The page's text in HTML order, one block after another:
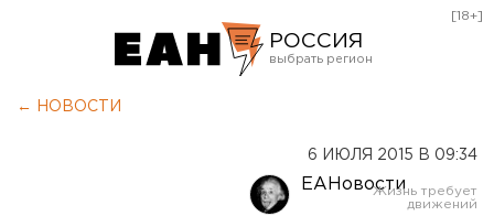
РОССИЯ
Оренбург
[18+]
← НОВОСТИ
6 ИЮЛЯ 2015 В 09:34
ЕАНовости